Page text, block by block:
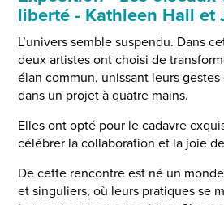
liberté - Kathleen Hall et
L’univers semble suspendu. Dans
deux artistes ont choisi de
élan commun, unissant leurs
dans un projet à quatre mains.
Elles ont opté pour le cadavre
célébrer la collaboration et la joie
De cette rencontre est né un
et singuliers, où leurs pratiques se